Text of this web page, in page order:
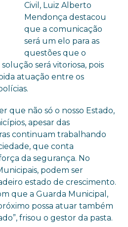
Civil, Luiz Alberto
Mendonça destacou
que a comunicação
será um elo para as
questões que o
será vitoriosa, pois
atuação entre os
que não só o nosso Estado,
apesar das
continuam trabalhando
que conta
da segurança. No
podem ser
estado de crescimento.
que a Guarda Municipal,
possa atuar também
frisou o gestor da pasta.